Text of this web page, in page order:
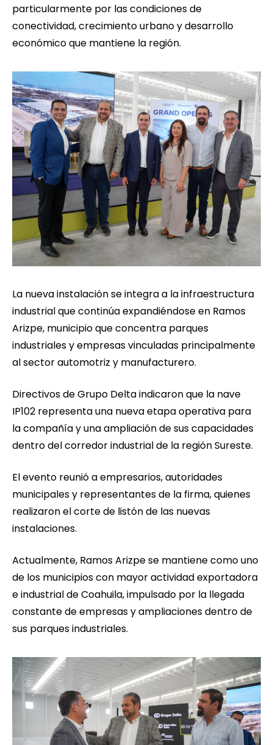
particularmente por las condiciones de
conectividad, crecimiento urbano y desarrollo
económico que mantiene la región.
La nueva instalación se integra a la infraestructura
industrial que continúa expandiéndose en Ramos
Arizpe, municipio que concentra parques
industriales y empresas vinculadas principalmente
al sector automotriz y manufacturero.
Directivos de Grupo Delta indicaron que la nave
IP102 representa una nueva etapa operativa para
la compañía y una ampliación de sus capacidades
dentro del corredor industrial de la región Sureste.
El evento reunió a empresarios, autoridades
municipales y representantes de la firma, quienes
realizaron el corte de listón de las nuevas
instalaciones.
Actualmente, Ramos Arizpe se mantiene como uno
de los municipios con mayor actividad exportadora
e industrial de Coahuila, impulsado por la llegada
constante de empresas y ampliaciones dentro de
sus parques industriales.